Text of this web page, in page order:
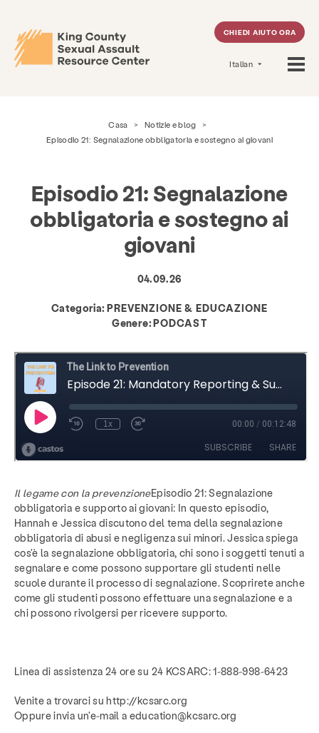
CHIEDI AIUTO ORA
Italian
Casa > Notizie e blog
>
Episodio 21: Segnalazione obbligatoria e sostegno ai giovani
Episodio 21: Segnalazione
obbligatoria e sostegno ai
giovani
04.09.26
Categoria: PREVENZIONE & EDUCAZIONE
Genere:PODCAST
Il legame con la prevenzioneEpisodio 21: Segnalazione
obbligatoria e supporto ai giovani: In questo episodio,
Hannah e Jessica discutono del tema della segnalazione
obbligatoria di abusi e negligenza sui minori. Jessica spiega
cos'è la segnalazione obbligatoria, chi sono i soggetti tenuti a
segnalare e come possono supportare gli studenti nelle
scuole durante il processo di segnalazione. Scoprirete anche
come gli studenti possono effettuare una segnalazione e a
chi possono rivolgersi per ricevere supporto.
Linea di assistenza 24 ore su 24 KCSARC: 1-888-998-6423
Venite a trovarci su http://kcsarc.org
Oppure invia un'e-mail a education@kcsarc.org